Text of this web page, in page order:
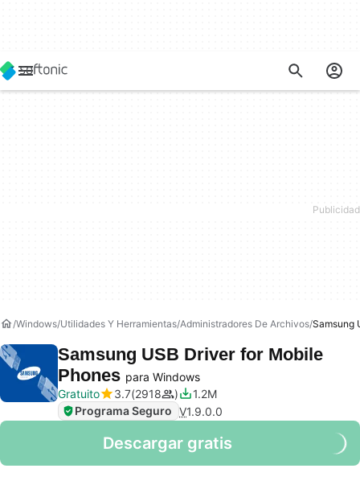
Windows Utilidades Y Herramientas Administradores De Archivos Samsung
Samsung USB Driver for Mobile
Phones para Windows
Gratuito
3.7 2918
1.2M
Programa Seguro V1.9.0.0
Descargar gratis